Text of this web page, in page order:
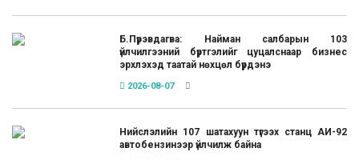
Б.Пүрэвдагва: Найман салбарын 103
үйлчилгээний бүртгэлийг цуцалснаар бизнес
эрхлэхэд таатай нөхцөл бүрдэнэ
2026-08-07
Нийслэлийн 107 шатахуун түгээх станц АИ-92
автобензинээр үйлчилж байна